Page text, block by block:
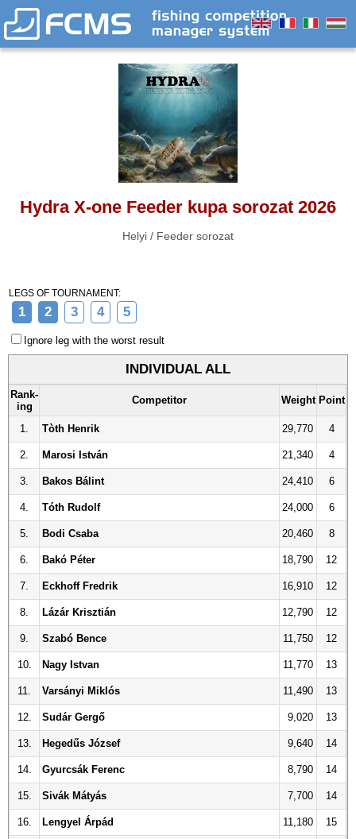
Hydra X-one Feeder kupa sorozat 2026
Helyi / Feeder sorozat
LEGS OF TOURNAMENT:
1 2 3 4 5
Ignore leg with the worst result
INDIVIDUAL ALL
Rank-
ing
Competitor Weight Point
1. Tòth Henrik 29,770 4
2. Marosi István 21,340 4
3. Bakos Bálint 24,410 6
4. Tóth Rudolf 24,000 6
5. Bodi Csaba 20,460 8
6. Bakó Péter 18,790 12
7. Eckhoff Fredrik 16,910 12
8. Lázár Krisztián 12,790 12
9. Szabó Bence 11,750 12
10. Nagy Istvan 11,770 13
11. Varsányi Miklós 11,490 13
12. Sudár Gergő 9,020 13
13. Hegedűs József 9,640 14
14. Gyurcsák Ferenc 8,790 14
15. Sivák Mátyás 7,700 14
16. Lengyel Árpád 11,180 15